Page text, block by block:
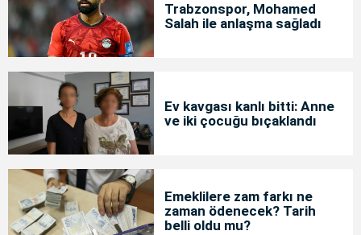
Trabzonspor, Mohamed
Salah ile anlaşma sağladı
Ev kavgası kanlı bitti: Anne
ve iki çocuğu bıçaklandı
Emeklilere zam farkı ne
zaman ödenecek? Tarih
belli oldu mu?